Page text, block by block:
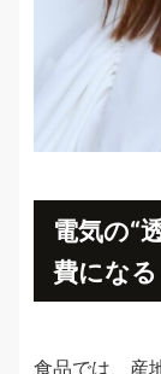
電気の“
費になる
食品では、産